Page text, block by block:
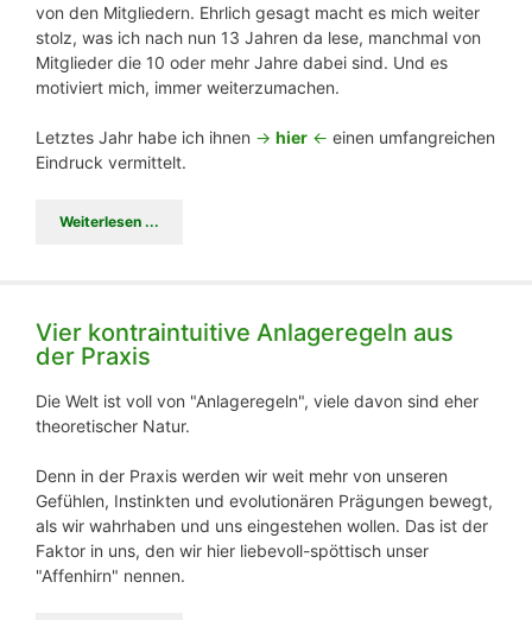
von den Mitgliedern. Ehrlich gesagt macht es mich weiter
stolz, was ich nach nun 13 Jahren da lese, manchmal von
Mitglieder die 10 oder mehr Jahre dabei sind. Und es
motiviert mich, immer weiterzumachen.
Letztes Jahr habe ich ihnen -> hier <- einen umfangreichen
Eindruck vermittelt.
Weiterlesen ...
Vier kontraintuitive Anlageregeln aus
der Praxis
Die Welt ist voll von "Anlageregeln", viele davon sind eher
theoretischer Natur.
Denn in der Praxis werden wir weit mehr von unseren
Gefühlen, Instinkten und evolutionären Prägungen bewegt,
als wir wahrhaben und uns eingestehen wollen. Das ist der
Faktor in uns, den wir hier liebevoll-spöttisch unser
"Affenhirn" nennen.